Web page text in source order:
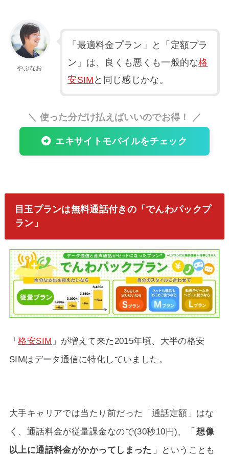
やぶなお
「最適料金プラン」と「定額プラ
ン」は、良くも悪くも一般的な格
安SIM と同じ感じかな。
＼ 使った分だけ払えばいいのでお得！ ／
エキサイトモバイルをチェック
目玉プランは無料通話付きの「でんわパックプ
ラン」
「格安SIM 」が増えて来た2015年頃、大半の格安
SIMはデータ通信に特化していました。
大手キャリアでは当たり前だった「通話定額」はな
く、通話料金が従量課金なので(30秒10円)、「 想像
以上に通話料金がかかってしまった 」ということも